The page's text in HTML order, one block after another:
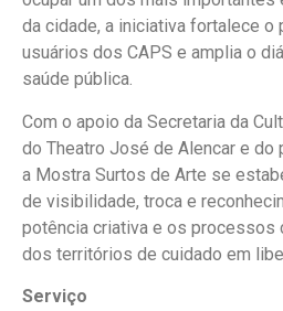
da cidade, a iniciativa fortalece o
usuários dos CAPS e amplia o
saúde pública.
Com o apoio da Secretaria da
do Theatro José de Alencar e do
a Mostra Surtos de Arte se
de visibilidade, troca e
potência criativa e os processos
dos territórios de cuidado em
Serviço